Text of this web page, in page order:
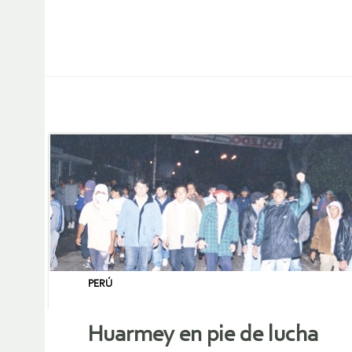
PERÚ
Huarmey en pie de lucha